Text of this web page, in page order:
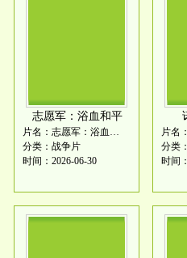
志愿军：浴血和平
片名：志愿军：浴血和平
分类：战争片
时间：2026-06-30
片名
分类
时间